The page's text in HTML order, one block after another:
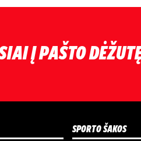
Į PAŠTO
SPORTO ŠAKOS